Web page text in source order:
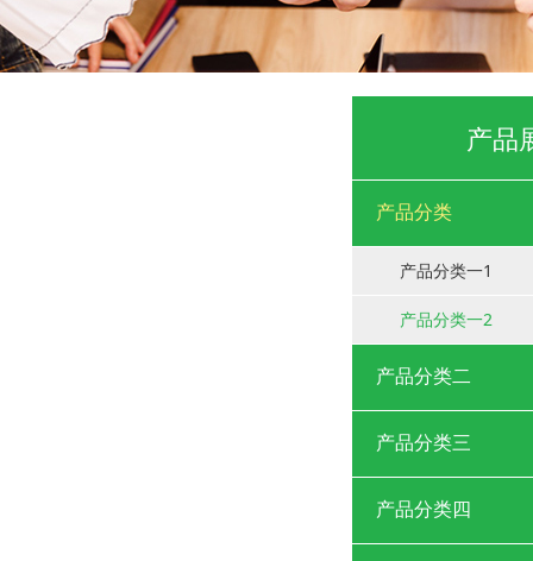
产品
产品分类
产品分类一1
产品分类一2
产品分类二
产品分类三
产品分类四